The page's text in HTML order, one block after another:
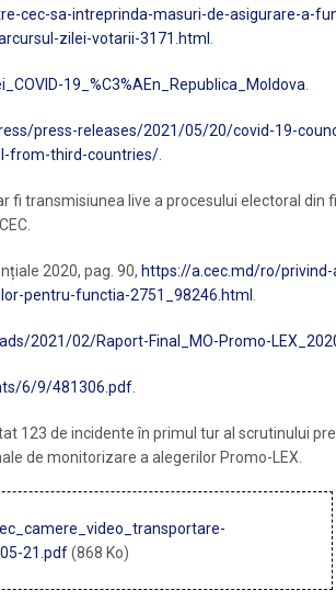
cec-sa-intreprinda-masuri-de-asigurare-a-
zilei-votarii-3171.html
19_%C3%AEn_Republica_Moldova
press-releases/2021/05/20/covid-19-
from-third-countries/
fi transmisiunea live a procesului electoral din
2020, pag. 90, https://a.cec.md/ro/privind-
pentru-functia-2751_98246.html
2021/02/Raport-Final_MO-Promo-
6/9/481306.pdf
123 de incidente în primul tur al scrutinului
de monitorizare a alegerilor Promo-LEX.
21.pdf(868 Ko)